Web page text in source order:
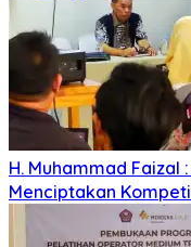
H. Muhammad Faizal
Menciptakan